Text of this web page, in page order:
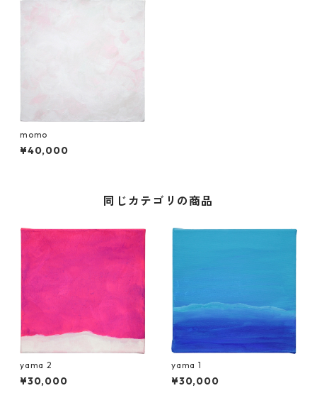
momo
¥40,000
同じカテゴリの商品
yama 2
¥30,000
yama 1
¥30,000